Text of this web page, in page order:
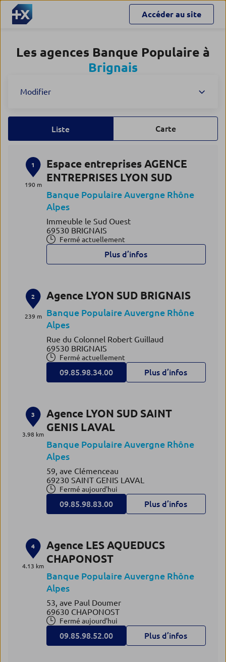
Accéder au site
Les agences Banque Populaire à
Brignais
Modifier
Liste Carte
1
190 m
Espace entreprises AGENCE
ENTREPRISES LYON SUD
Banque Populaire Auvergne Rhône
Alpes
Immeuble le Sud Ouest
69530 BRIGNAIS
Fermé actuellement
Plus d’infos
2
239 m
Agence LYON SUD BRIGNAIS
Banque Populaire Auvergne Rhône
Alpes
Rue du Colonnel Robert Guillaud
69530 BRIGNAIS
Fermé actuellement
09.85.98.34.00 Plus d’infos
3
3.98 km
Agence LYON SUD SAINT
GENIS LAVAL
Banque Populaire Auvergne Rhône
Alpes
59, ave Clémenceau
69230 SAINT GENIS LAVAL
Fermé aujourd'hui
09.85.98.83.00 Plus d’infos
4
4.13 km
Agence LES AQUEDUCS
CHAPONOST
Banque Populaire Auvergne Rhône
Alpes
53, ave Paul Doumer
69630 CHAPONOST
Fermé aujourd'hui
09.85.98.52.00 Plus d’infos